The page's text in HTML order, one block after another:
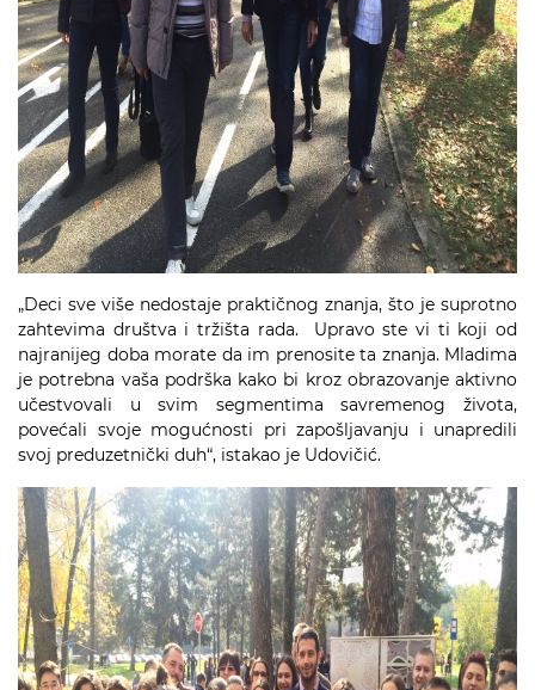
„Deci sve više nedostaje praktičnog znanja, što je suprotno
zahtevima društva i tržišta rada. Upravo ste vi ti koji od
najranijeg doba morate da im prenosite ta znanja. Mladima
je potrebna vaša podrška kako bi kroz obrazovanje aktivno
učestvovali u svim segmentima savremenog života,
povećali svoje mogućnosti pri zapošljavanju i unapredili
svoj preduzetnički duh“, istakao je Udovičić.